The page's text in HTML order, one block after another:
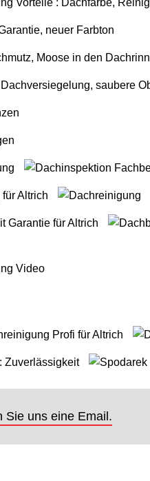
Sie uns eine Email.